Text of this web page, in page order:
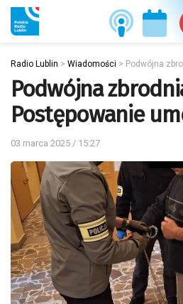
Radio Lublin > Wiadomości > Podwójna
Podwójna
Postępowanie
03 marca 2025 / 15:27